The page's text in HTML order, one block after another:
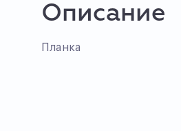
Описание
Планка